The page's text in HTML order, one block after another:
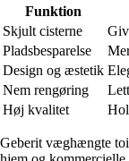
Funktion
Skjult cisterne
Pladsbesparelse
Design og æstetik
Nem rengøring
Høj kvalitet
Geberit væghængte